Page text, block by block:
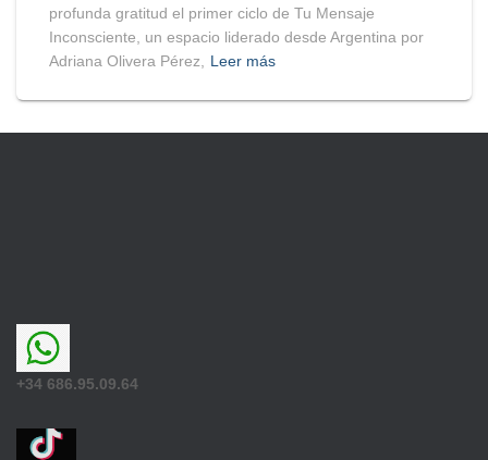
profunda gratitud el primer ciclo de Tu Mensaje
Inconsciente, un espacio liderado desde Argentina por
Adriana Olivera Pérez, Leer más
+34 686.95.09.64